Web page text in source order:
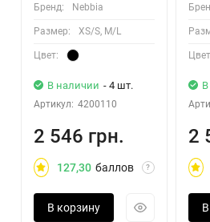
Бренд: Nebbia
Размер: XS/S, M/L
Цвет:
В наличии - 4 шт.
Артикул: 4200110
2 546 грн.
127,30 баллов ?
В корзину
2